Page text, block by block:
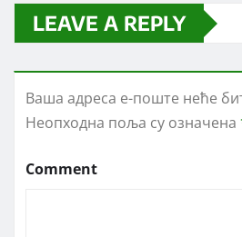
LEAVE A REPLY
Ваша адреса е-поште неће
Неопходна поља су означена
Comment